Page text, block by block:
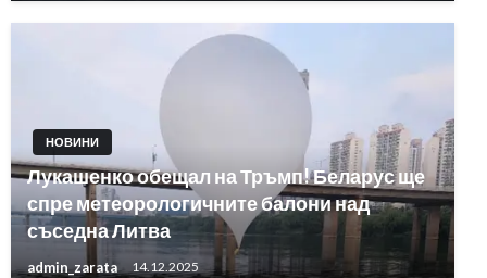
НОВИНИ
Лукашенко обещал на Тръмп! Беларус ще
спре метеорологичните балони над
съседна Литва
admin_zarata 14.12.2025